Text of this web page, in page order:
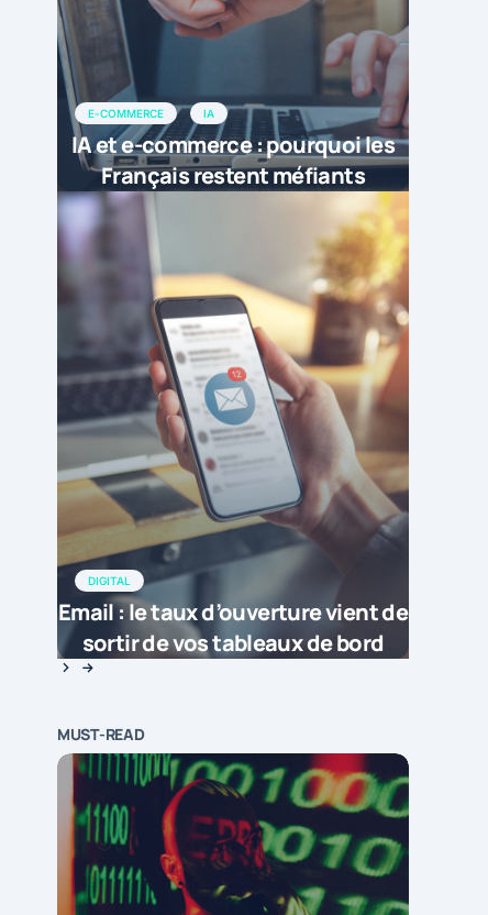
E-COMMERCE IA
IA et e-commerce : pourquoi les
Français restent méfiants
DIGITAL
Email : le taux d’ouverture vient de
sortir de vos tableaux de bord
MUST-READ